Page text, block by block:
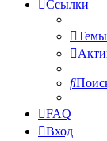
Ссылки
Темы
FAQ
Вход